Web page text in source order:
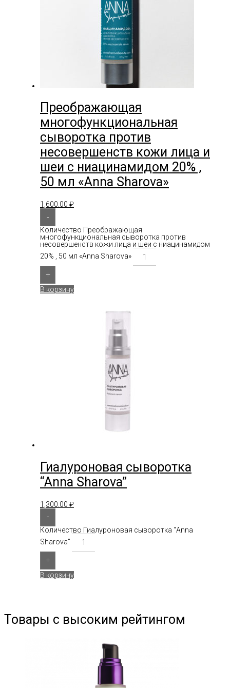
Преображающая
многофункциональная
сыворотка против
несовершенств кожи лица и
шеи с ниацинамидом 20% ,
50 мл «Anna Sharova»
1,600.00 ₽
-
Количество Преображающая
многофункциональная сыворотка против
несовершенств кожи лица и шеи с ниацинамидом
20% , 50 мл «Anna Sharova»
+
В корзину
Гиалуроновая сыворотка
“Anna Sharova”
1,300.00 ₽
-
Количество Гиалуроновая сыворотка "Anna
Sharova"
+
В корзину
Товары с высоким рейтингом